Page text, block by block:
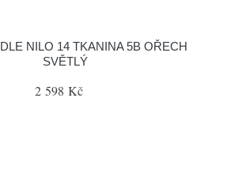
NILO 14 TKANINA 5B OŘECH
SVĚTLÝ
2 598 Kč